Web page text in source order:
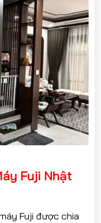
Fuji Nhật
Fuji được chia